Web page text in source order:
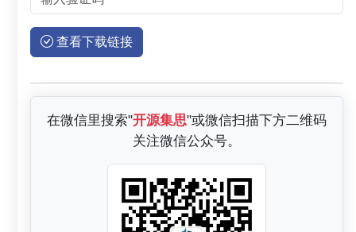
查看下载链接
在微信里搜索"开源集思"或微信扫描下方二维码
关注微信公众号。